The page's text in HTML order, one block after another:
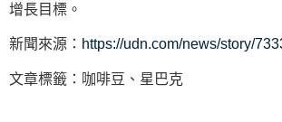
增長目標。
新聞來源： https://udn.com/news/story/
文章標籤： 咖啡豆 、 星巴克